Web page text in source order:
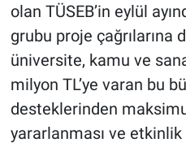
olan TÜSEB’in eylül
grubu proje çağrılarına
üniversite, kamu ve
milyon TL’ye varan bu
desteklerinden
yararlanması ve